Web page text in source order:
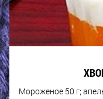
Мороженое 50 г;